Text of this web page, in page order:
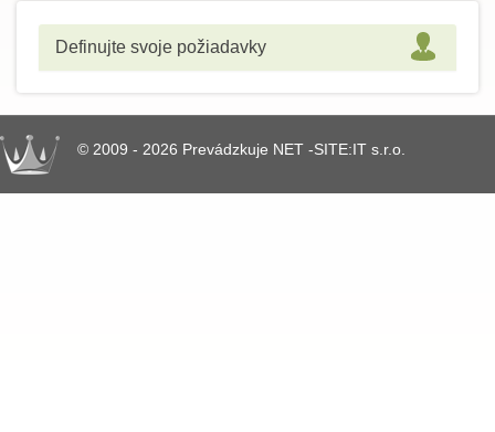
Definujte svoje požiadavky
© 2009 - 2026 Prevádzkuje NET -SITE:IT s.r.o.